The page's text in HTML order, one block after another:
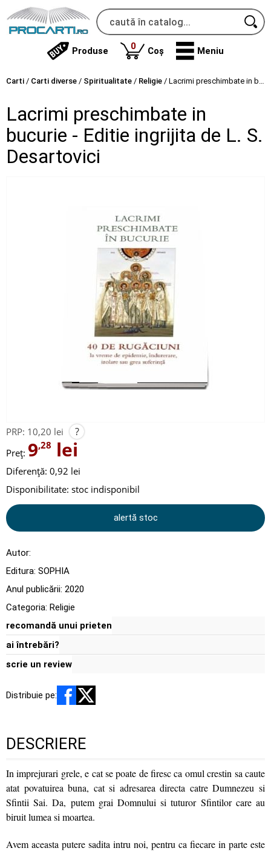
Produse 0produse
Coș Meniu
Carti / Carti diverse / Spiritualitate / Religie / Lacrimi preschimbate in bucurie - Editie ingrijita de L. S. Desartovici
Lacrimi preschimbate in
bucurie - Editie ingrijita de L. S.
Desartovici
PRP: 10,20 lei ?
Preț: 9,28 lei
Diferență: 0,92 lei
Disponibilitate: stoc indisponibil
alertă stoc
Autor:
Editura: SOPHIA
Anul publicării: 2020
Categoria: Religie
recomandă unui prieten
ai întrebări?
scrie un review
Distribuie pe:
DESCRIERE
In imprejurari grele, e cat se poate de firesc ca omul crestin sa caute
atat povatuirea buna, cat si adresarea directa catre Dumnezeu si
Sfintii Sai. Da, putem grai Domnului si tuturor Sfintilor care au
biruit lumea si moartea.
Avem aceasta putere sadita intru noi, pentru ca fiecare in parte este